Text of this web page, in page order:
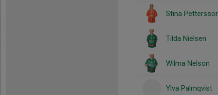
Stina
Tilda Nielsen
Wilma Nelson
Ylva Palmqvist